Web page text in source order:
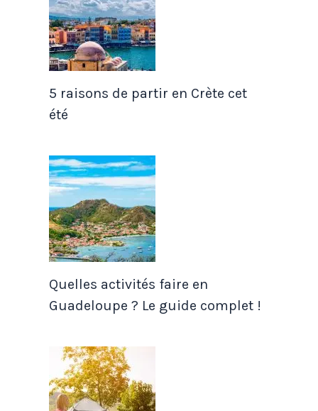
5 raisons de partir en Crète cet
été
Quelles activités faire en
Guadeloupe ? Le guide complet !